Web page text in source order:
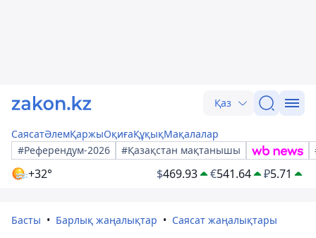
Қаз
СаясатӘлемҚаржыОқиғаҚұқықМақалалар
#Референдум-2026
#Қазақстан мақтанышы
+32° $469.93 €541.64 ₽5.71
Басты Барлық жаңалықтар Саясат жаңалықтары